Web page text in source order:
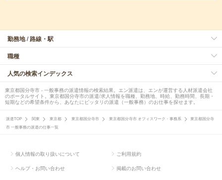
勤務地 / 路線・駅
職種
人気の検索インデックス
東京都国分寺市 - 一般事務の派遣情報の検索結果。エン派遣は、エンが運営する人材派遣会社
のポータルサイト。東京都国分寺市の派遣/求人情報を職種、勤務地、時給、勤務時間、長期・
短期などの希望条件から、あなたにピッタリの派遣（一般事務）のお仕事を探せます。
派遣TOP 関東 東京都 東京都国分寺市 東京都国分寺市 オフィスワーク・事務系
東京都国分寺
市 一般事務の派遣の仕事一覧
個人情報の取り扱いについて ご利用規約
ヘルプ・お問い合わせ 掲載のお問い合わせ